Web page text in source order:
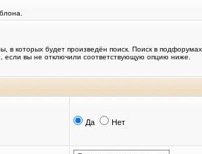
которых будет произведён поиск. Поиск в подфорумах
если вы не отключили соответствующую опцию ниже.
Да Нет